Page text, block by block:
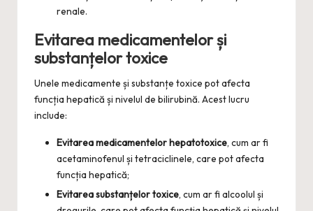
renale.
Evitarea medicamentelor și
substanțelor toxice
Unele medicamente și substanțe toxice pot afecta
funcția hepatică și nivelul de bilirubină. Acest lucru
include:
Evitarea medicamentelor hepatotoxice, cum ar fi
acetaminofenul și tetraciclinele, care pot afecta
funcția hepatică;
Evitarea substanțelor toxice, cum ar fi alcoolul și